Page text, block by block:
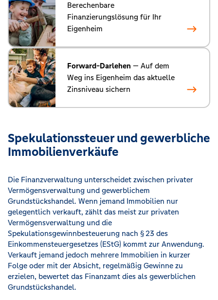
Berechenbare
Finanzierungslösung für Ihr
Eigenheim
Forward-Darlehen — Auf dem
Weg ins Eigenheim das aktuelle
Zinsniveau sichern
Spekulationssteuer und gewerbliche
Immobilienverkäufe
Die Finanzverwaltung unterscheidet zwischen privater
Vermögensverwaltung und gewerblichem
Grundstückshandel. Wenn jemand Immobilien nur
gelegentlich verkauft, zählt das meist zur privaten
Vermögensverwaltung und die
Spekulationsgewinnbesteuerung nach § 23 des
Einkommensteuergesetzes (EStG) kommt zur Anwendung.
Verkauft jemand jedoch mehrere Immobilien in kurzer
Folge oder mit der Absicht, regelmäßig Gewinne zu
erzielen, bewertet das Finanzamt dies als gewerblichen
Grundstückshandel.